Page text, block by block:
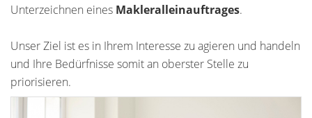
Unterzeichnen eines Makleralleinauftrages.
Unser Ziel ist es in Ihrem Interesse zu agieren und handeln
und Ihre Bedürfnisse somit an oberster Stelle zu
priorisieren.